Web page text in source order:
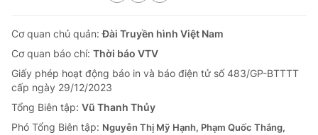
Cơ quan chủ quản:Đài Truyền hình Việt Nam
Cơ quan báo chí: Thời báo VTV
Giấy phép hoạt động báo in và báo điện tử số 483/GP-BTTTT
cấp ngày 29/12/2023
Tổng Biên tập: Vũ Thanh Thủy
Phó Tổng Biên tập: Nguyễn Thị Mỹ Hạnh, Phạm Quốc Thắng,